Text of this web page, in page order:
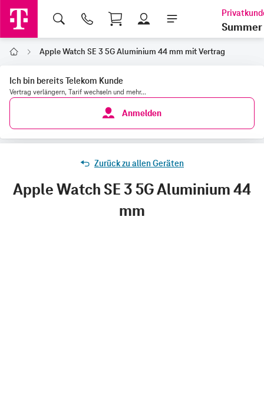
Shopping Cart
Summer
Home Apple Watch SE 3 5G Aluminium 44 mm mit Vertrag
Ich bin bereits Telekom Kunde
Vertrag verlängern, Tarif wechseln und mehr...
Anmelden
Zurück zu allen Geräten
Apple Watch SE 3 5G Aluminium 44
mm